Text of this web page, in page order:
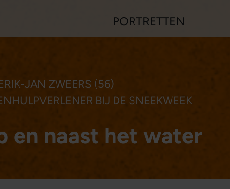
PORTRETTEN
JAN ZWEERS (56)
BIJ DE SNEEKWEEK
en naast het water